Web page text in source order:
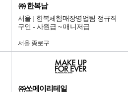
㈜ 한복남
서울 ] 한복체험매장영업팀 정규직
구인 - 사원급 ~ 매니저급
서울 종로구
㈜쏘메이리테일